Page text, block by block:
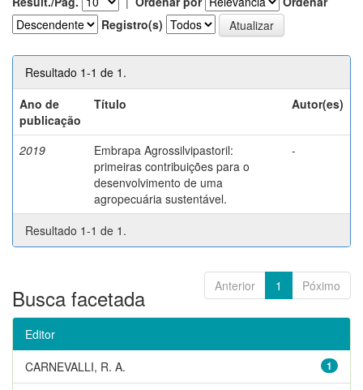
Registro(s)
Resultado 1-1 de 1.
Ano de
publicação
Título Autor(es)
2019
Embrapa Agrossilvipastoril:
primeiras contribuições para o
desenvolvimento de uma
agropecuária sustentável.
-
Resultado 1-1 de 1.
Anterior 1 Póximo
Busca facetada
Editor
1
CARNEVALLI, R. A.